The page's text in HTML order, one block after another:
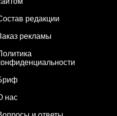
редакции
рекламы
нас